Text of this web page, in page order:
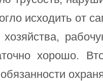
исходить от
хорошо.